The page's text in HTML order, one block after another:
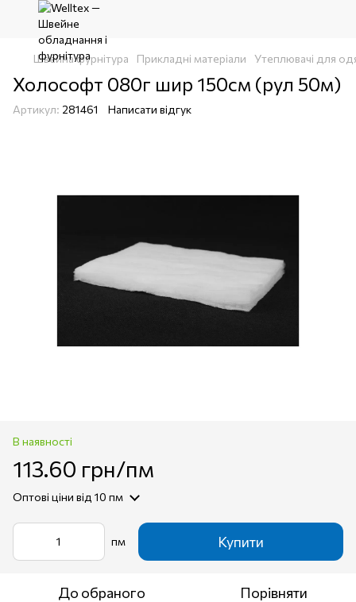
Швейна фурнітура Прикладні матеріали Утеплювачі для
Холософт 080г шир 150см (рул 50м)
Артикул: 281461 Написати відгук
В наявності
113.60 грн/пм
Оптові ціни від 10 пм
пм Купити
До обраного Порівняти